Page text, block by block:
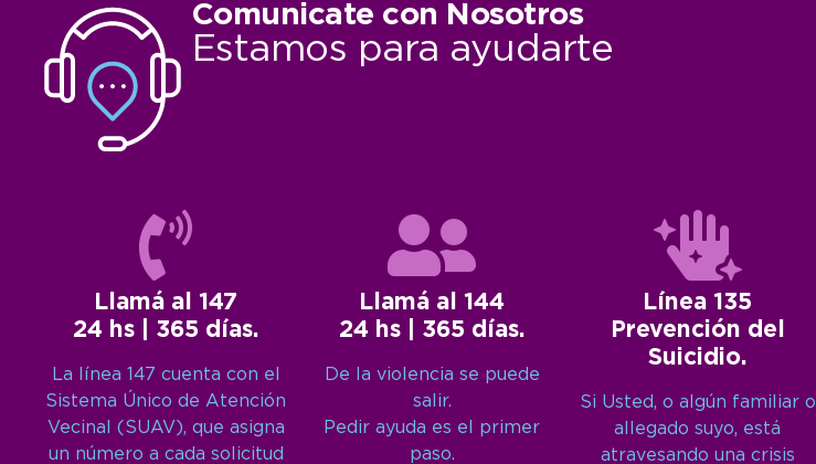
Comunicate con Nosotros
Estamos para ayudarte
Llamá al 147
24 hs | 365 días.
La línea 147 cuenta con el
Sistema Único de Atención
Vecinal (SUAV), que asigna
un número a cada solicitud
Llamá al 144
24 hs | 365 días.
De la violencia se puede
salir.
Pedir ayuda es el primer
paso.
Línea 135
Prevención del
Suicidio.
Si Usted, o algún familiar o
allegado suyo, está
atravesando una crisis